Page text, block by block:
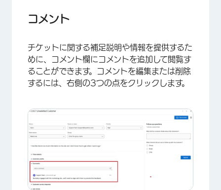
コメント
チケットに関する補足説明や情報を提供するた
めに、コメント欄にコメントを追加して閲覧す
ることができます。コメントを編集または削除
するには、右側の3つの点をクリックします。